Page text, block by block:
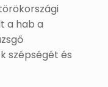
a hab a
szépségét és